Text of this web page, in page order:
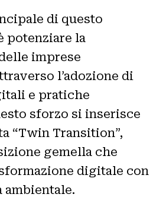
di questo
potenziare la
imprese
l’adozione di
e pratiche
sforzo si inserisce
“Twin Transition”,
gemella che
digitale con